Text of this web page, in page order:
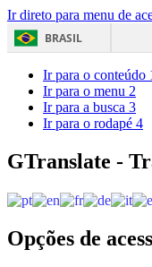
Ir direto para menu de
BRASIL
Ir para o conteúdo
Ir para o menu 2
Ir para a busca 3
Ir para o rodapé 4
GTranslate -
Opções de